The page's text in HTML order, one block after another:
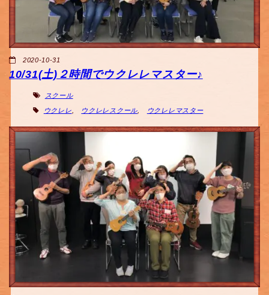
2020-10-31
10/31(土)２時間でウクレレマスター♪
スクール
ウクレレ ウクレレスクール, ウクレレマスター